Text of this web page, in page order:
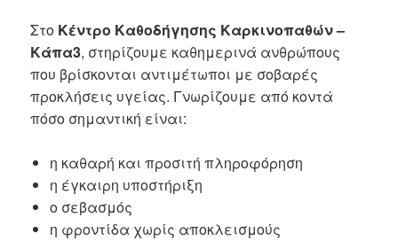
Στο Κέντρο Καθοδήγησης Καρκινοπαθών –
Κάπα3, στηρίζουμε καθημερινά ανθρώπους
που βρίσκονται αντιμέτωποι με σοβαρές
προκλήσεις υγείας. Γνωρίζουμε από κοντά
πόσο σημαντική είναι:
η καθαρή και προσιτή πληροφόρηση
η έγκαιρη υποστήριξη
ο σεβασμός
η φροντίδα χωρίς αποκλεισμούς